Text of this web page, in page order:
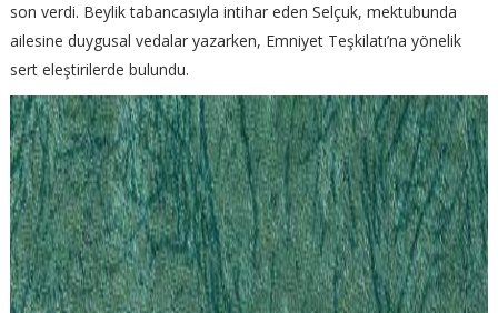
son verdi. Beylik tabancasıyla intihar eden Selçuk, mektubunda
ailesine duygusal vedalar yazarken, Emniyet Teşkilatı’na yönelik
sert eleştirilerde bulundu.